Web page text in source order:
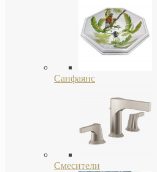
Санфаянс
Смесители